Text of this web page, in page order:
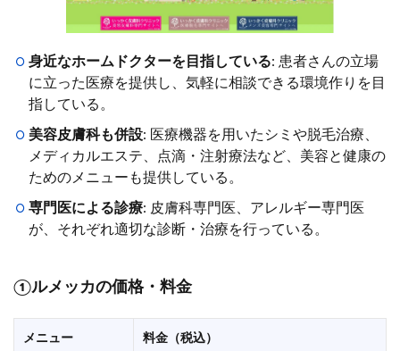
身近なホームドクターを目指している: 患者さんの立場
に立った医療を提供し、気軽に相談できる環境作りを目
指している。
美容皮膚科も併設: 医療機器を用いたシミや脱毛治療、
メディカルエステ、点滴・注射療法など、美容と健康の
ためのメニューも提供している。
専門医による診療: 皮膚科専門医、アレルギー専門医
が、それぞれ適切な診断・治療を行っている。
①ルメッカの価格・料金
メニュー 料金（税込）